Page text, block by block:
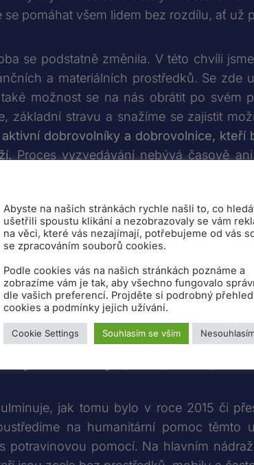
pomáhat všem lidem bez rozdílu, ať
se podstatně změnila. V této chvíli
a materiálních prostředků. Se zde
možnost se na nás obrátit po svém
základní stravu a snažíme se zajistit
dobrovolníky a dobrovolnice,
Proces vyzvedávání nebývá časově
v případě složitější situace), nicméně o
V případě zájmu moc rádi podáme
Napiš nám nainfo@iniciativahlavak.cz
agendy
naše aktivity a pomoc uprchlíkům
východu – ze Sýrie, Iráku, Maroka,
jak tomu bylo v roce 2015 či
na humanitární pomoc
potravinovou pomocí. Na hlavním
Abyste na našich stránkách rychle našli to, co
ušetřili spoustu klikání a nezobrazovaly se vám
na věci, které vás nezajímají, potřebujeme od vás
se zpracováním souborů cookies.
Podle cookies vás na našich stránkách poznáme a
zobrazíme vám je tak, aby všechno fungovalo
dle vašich preferencí. Projděte si podrobný přehled
cookies a podmínky jejich užívání.
Cookie Settings Souhlasím se vším